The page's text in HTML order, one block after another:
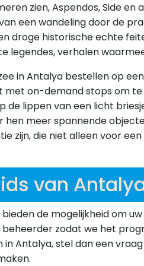
zien, Aspendos, Side
een wandeling door de
droge historische echte
legendes, verhalen
in Antalya bestellen op
on-demand stops om
lippen van een licht
hen meer spannende
zijn, die niet alleen voor
van
de mogelijkheid om
zodat we het
Antalya, stel dan een